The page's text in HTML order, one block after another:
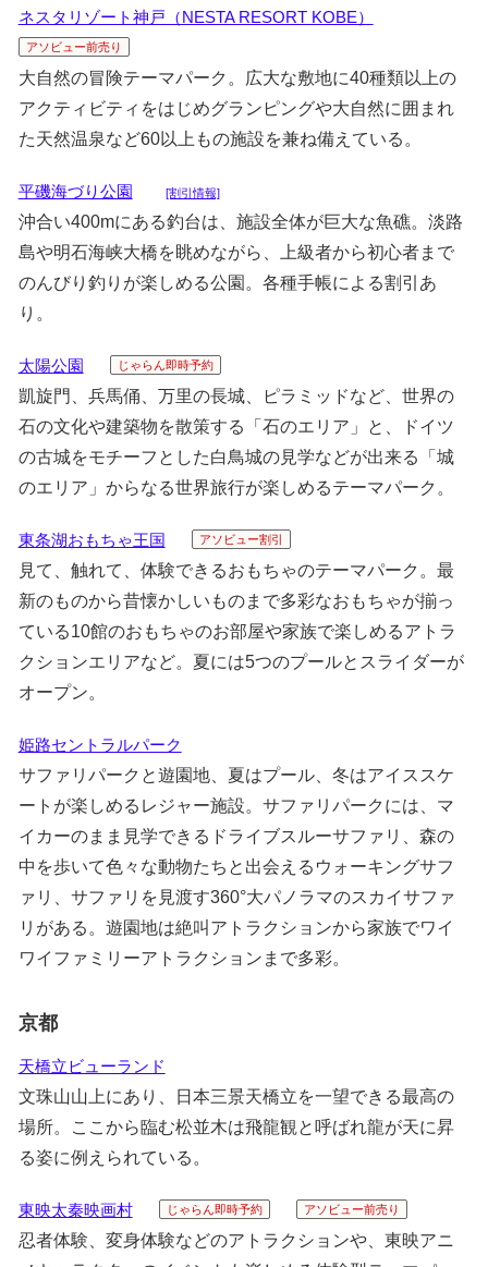
ネスタリゾート神戸（NESTA RESORT KOBE）
アソビュー前売り
大自然の冒険テーマパーク。広大な敷地に40種類以上の
アクティビティをはじめグランピングや大自然に囲まれ
た天然温泉など60以上もの施設を兼ね備えている。
平磯海づり公園 [割引情報]
沖合い400mにある釣台は、施設全体が巨大な魚礁。淡路
島や明石海峡大橋を眺めながら、上級者から初心者まで
のんびり釣りが楽しめる公園。各種手帳による割引あ
り。
太陽公園 じゃらん即時予約
凱旋門、兵馬俑、万里の長城、ピラミッドなど、世界の
石の文化や建築物を散策する「石のエリア」と、ドイツ
の古城をモチーフとした白鳥城の見学などが出来る「城
のエリア」からなる世界旅行が楽しめるテーマパーク。
東条湖おもちゃ王国 アソビュー割引
見て、触れて、体験できるおもちゃのテーマパーク。最
新のものから昔懐かしいものまで多彩なおもちゃが揃っ
ている10館のおもちゃのお部屋や家族で楽しめるアトラ
クションエリアなど。夏には5つのプールとスライダーが
オープン。
姫路セントラルパーク
サファリパークと遊園地、夏はプール、冬はアイススケ
ートが楽しめるレジャー施設。サファリパークには、マ
イカーのまま見学できるドライブスルーサファリ、森の
中を歩いて色々な動物たちと出会えるウォーキングサフ
ァリ、サファリを見渡す360°大パノラマのスカイサファ
リがある。遊園地は絶叫アトラクションから家族でワイ
ワイファミリーアトラクションまで多彩。
京都
天橋立ビューランド
文珠山山上にあり、日本三景天橋立を一望できる最高の
場所。ここから臨む松並木は飛龍観と呼ばれ龍が天に昇
る姿に例えられている。
東映太秦映画村 じゃらん即時予約 アソビュー前売り
忍者体験、変身体験などのアトラクションや、東映アニ